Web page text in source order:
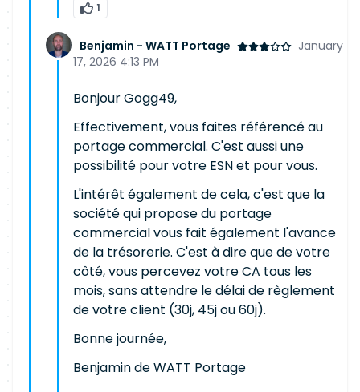
1
Benjamin - WATT Portage
January
17, 2026 4:13 PM
Bonjour Gogg49,
Effectivement, vous faites référencé au
portage commercial. C'est aussi une
possibilité pour votre ESN et pour vous.
L'intérêt également de cela, c'est que la
société qui propose du portage
commercial vous fait également l'avance
de la trésorerie. C'est à dire que de votre
côté, vous percevez votre CA tous les
mois, sans attendre le délai de règlement
de votre client (30j, 45j ou 60j).
Bonne journée,
Benjamin de WATT Portage